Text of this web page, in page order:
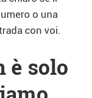
o una
con voi.
è solo